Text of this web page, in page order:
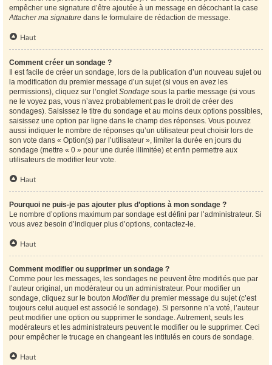
empêcher une signature d’être ajoutée à un message en décochant la case
Attacher ma signature dans le formulaire de rédaction de message.
Haut
Comment créer un sondage ?
Il est facile de créer un sondage, lors de la publication d’un nouveau sujet ou
la modification du premier message d’un sujet (si vous en avez les
permissions), cliquez sur l’ongletSondage sous la partie message (si vous
ne le voyez pas, vous n’avez probablement pas le droit de créer des
sondages). Saisissez le titre du sondage et au moins deux options possibles,
saisissez une option par ligne dans le champ des réponses. Vous pouvez
aussi indiquer le nombre de réponses qu’un utilisateur peut choisir lors de
son vote dans « Option(s) par l’utilisateur », limiter la durée en jours du
sondage (mettre « 0 » pour une durée illimitée) et enfin permettre aux
utilisateurs de modifier leur vote.
Haut
Pourquoi ne puis-je pas ajouter plus d’options à mon sondage ?
Le nombre d’options maximum par sondage est défini par l’administrateur. Si
vous avez besoin d’indiquer plus d’options, contactez-le.
Haut
Comment modifier ou supprimer un sondage ?
Comme pour les messages, les sondages ne peuvent être modifiés que par
l’auteur original, un modérateur ou un administrateur. Pour modifier un
sondage, cliquez sur le bouton Modifierdu premier message du sujet (c’est
toujours celui auquel est associé le sondage). Si personne n’a voté, l’auteur
peut modifier une option ou supprimer le sondage. Autrement, seuls les
modérateurs et les administrateurs peuvent le modifier ou le supprimer. Ceci
pour empêcher le trucage en changeant les intitulés en cours de sondage.
Haut